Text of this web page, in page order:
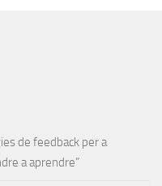
de feedback per a
a aprendre”